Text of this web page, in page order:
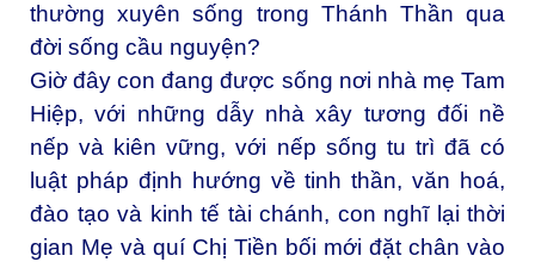
thường xuyên sống trong Thánh Thần qua
đời sống cầu nguyện?
Giờ đây con đang được sống nơi nhà mẹ Tam
Hiệp, với những dẫy nhà xây tương đối nề
nếp và kiên vững, với nếp sống tu trì đã có
luật pháp định hướng về tinh thần, văn hoá,
đào tạo và kinh tế tài chánh, con nghĩ lại thời
gian Mẹ và quí Chị Tiền bối mới đặt chân vào